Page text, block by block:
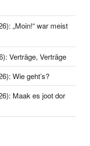
„Moin!“ war meist
Verträge, Verträge
Wie geht’s?
Maak es joot dor